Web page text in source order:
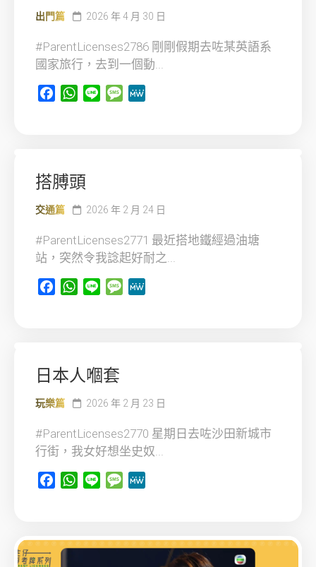
出門篇 2026 年 4 月 30 日
#ParentLicenses2786 剛剛假期去咗某英語系
國家旅行，去到一個動...
FacebookWhatsApp
Line Message
搭膊頭
交通篇 2026 年 2 月 24 日
#ParentLicenses2771 最近搭地鐵經過油塘
站，突然令我諗起好耐之...
FacebookWhatsApp
Line Message
日本人嗰套
玩樂篇 2026 年 2 月 23 日
#ParentLicenses2770 星期日去咗沙田新城市
行街，我女好想坐史奴...
FacebookWhatsApp
Line Message